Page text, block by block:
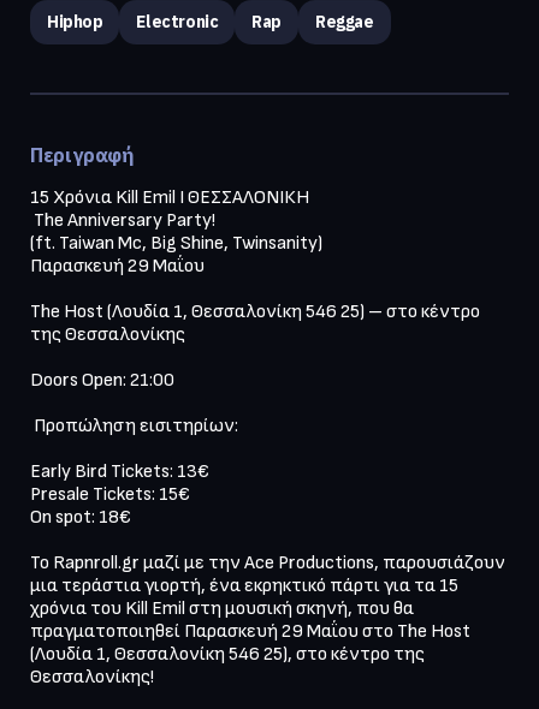
Hiphop Electronic Rap Reggae
Περιγραφή
15 Χρόνια Kill Emil Ι ΘΕΣΣΑΛΟΝΙΚΗ
(ft. Taiwan Mc, Big Shine, Twinsanity)
Παρασκευή 29 Μαΐου
The Host (Λουδία 1, Θεσσαλονίκη 546 25) – στο κέντρο
της Θεσσαλονίκης
Doors Open: 21:00
Early Bird Tickets: 13€
Presale Tickets: 15€
On spot: 18€
Το Rapnroll.gr μαζί με την Ace Productions, παρουσιάζουν
μια τεράστια γιορτή, ένα εκρηκτικό πάρτι για τα 15
χρόνια του Kill Emil στη μουσική σκηνή, που θα
πραγματοποιηθεί Παρασκευή 29 Μαΐου στο The Host
(Λουδία 1, Θεσσαλονίκη 546 25), στο κέντρο της
Θεσσαλονίκης!